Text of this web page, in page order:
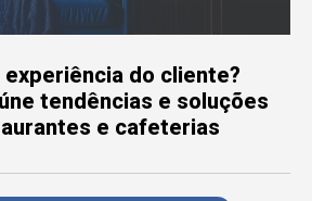
do cliente?
tendências e soluções
e cafeterias